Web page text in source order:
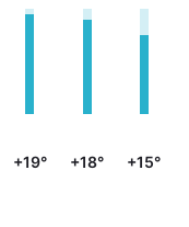
+19° +18° +15°